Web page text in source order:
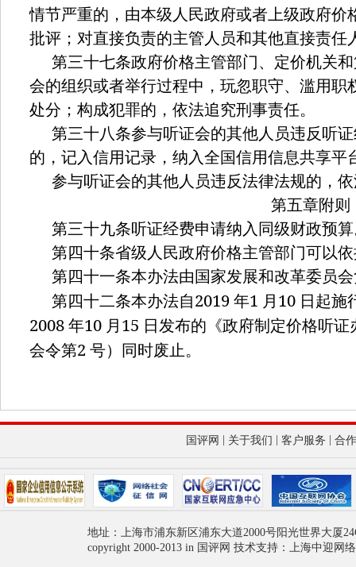
情节严重的，由本级人民政府或者上级政府价
批评；对直接负责的主管人员和其他直接责任
第三十七条政府价格主管部门、定价机关
会的组织或者举行过程中，玩忽职守、滥用职
处分；构成犯罪的，依法追究刑事责任。
第三十八条参与听证会的其他人员违反听
的，记入信用记录，纳入全国信用信息共享平
参与听证会的其他人员违反法律法规的，
第五章附则
第三十九条听证经费申请纳入同级财政预
第四十条省级人民政府价格主管部门可以
第四十一条本办法由国家发展和改革委员
第四十二条本办法自2019 年1 月 10 日起施
2008 年10 月 15 日发布的《政府制定价格听
会令第2 号）同时废止。
国评网 关于我们 客户服务 合
地址：上海市浦东新区浦东大道2000号阳光世界大厦
copyright 2000-2013 in 国评网 技术支持：上海中迎